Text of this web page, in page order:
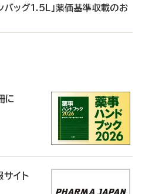
ッグ1.5L」薬価基準収載のお
に
イト